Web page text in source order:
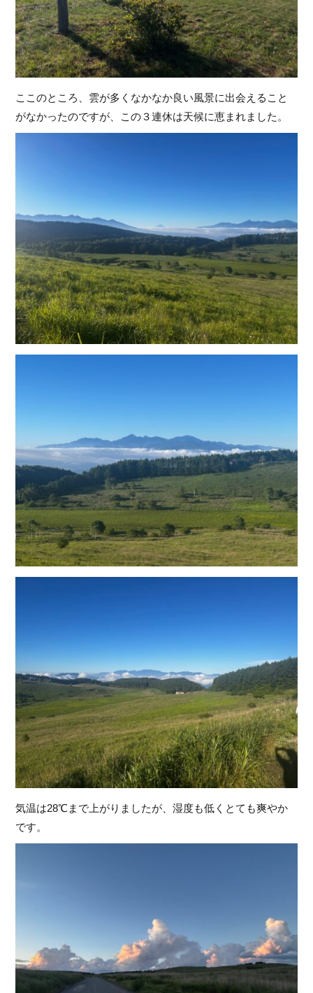
ここのところ、雲が多くなかなか良い風景に出会えること
がなかったのですが、この３連休は天候に恵まれました。
気温は28℃まで上がりましたが、湿度も低くとても爽やか
です。